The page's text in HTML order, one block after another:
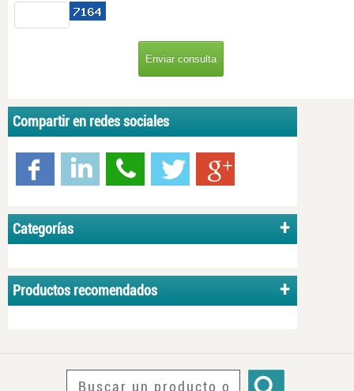
Compartir en redes sociales
Categorías
Productos recomendados